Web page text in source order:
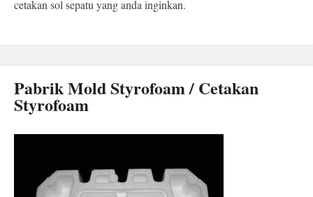
cetakan sol sepatu yang anda inginkan.
Pabrik Mold Styrofoam / Cetakan
Styrofoam